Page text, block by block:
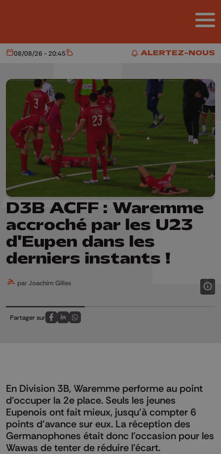
ALERTEZ-NOUS
ALERTEZ-NOUS
Aujourd'hui
08/08/26 - 20:45 Météo
D3B ACFF : Waremme
accroché par les U23
d'Eupen dans les
derniers instants !
par Joachim Gilles
Partager sur
Partagez sur FaceBook
Partagez sur LinkedIn
Partagez sur Whatsapp
En Division 3B, Waremme performe au point
d'occuper la 2e place. Seuls les jeunes
Eupenois ont fait mieux, jusqu'à compter 6
points d'avance sur eux. La réception des
Germanophones était donc l'occasion pour les
Wawas de tenter de réduire l'écart.